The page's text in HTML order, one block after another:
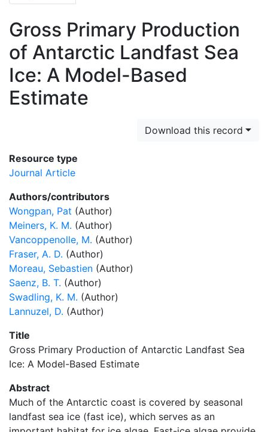
Gross Primary Production
of Antarctic Landfast Sea
Ice: A Model-Based
Estimate
Download this record
Resource type
Journal Article
Authors/contributors
Wongpan, Pat (Author)
Meiners, K. M. (Author)
Vancoppenolle, M. (Author)
Fraser, A. D. (Author)
Moreau, Sebastien (Author)
Saenz, B. T. (Author)
Swadling, K. M. (Author)
Lannuzel, D. (Author)
Title
Gross Primary Production of Antarctic Landfast Sea
Ice: A Model-Based Estimate
Abstract
Much of the Antarctic coast is covered by seasonal
landfast sea ice (fast ice), which serves as an